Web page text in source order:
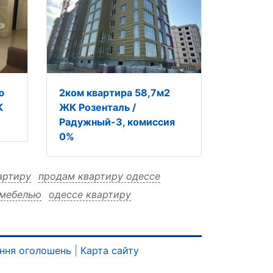
2ком квартира 58,7м2
ЖК Розенталь /
Радужный-3, комиссия
0%
продам квартиру одессе
одессе квартиру
оголошень Карта сайту